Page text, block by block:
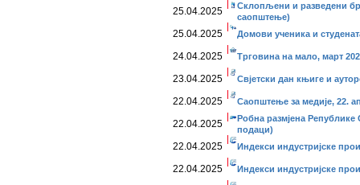
25.04.2025
Склопљени и разведени
саопштење)
25.04.2025 Домови ученика и
24.04.2025 Трговина на мало, март
23.04.2025 Свjeтски дан књиге и
22.04.2025 Саопштење за медије, 22.
22.04.2025
Робна размјена Републике
подаци)
22.04.2025 Индекси индустријске
22.04.2025 Индекси индустријске